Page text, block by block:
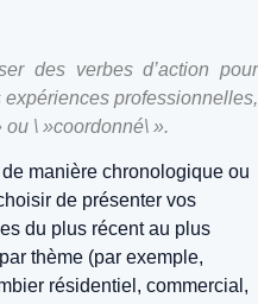
des verbes d’action pour
professionnelles,
\ »coordonné\ ».
manière chronologique ou
de présenter vos
du plus récent au plus
thème (par exemple,
résidentiel, commercial,